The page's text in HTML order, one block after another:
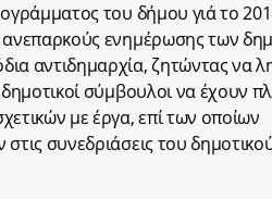
του δήμου γιά το
ενημέρωσης των
αντιδημαρχία, ζητώντας να
σύμβουλοι να έχουν
με έργα, επί των οποίων
συνεδριάσεις του